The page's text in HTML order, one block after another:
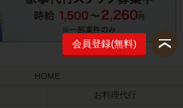
会員登録(無料)
HOME
お料理代行